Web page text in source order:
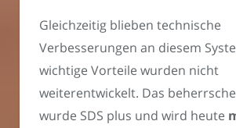
Gleichzeitig blieben technische
Verbesserungen an diesem
wichtige Vorteile wurden nicht
weiterentwickelt. Das
wurde SDS plus und wird heute